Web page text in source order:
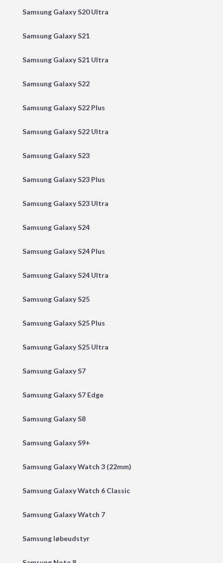
Samsung Galaxy S20 Ultra
Samsung Galaxy S21
Samsung Galaxy S21 Ultra
Samsung Galaxy S22
Samsung Galaxy S22 Plus
Samsung Galaxy S22 Ultra
Samsung Galaxy S23
Samsung Galaxy S23 Plus
Samsung Galaxy S23 Ultra
Samsung Galaxy S24
Samsung Galaxy S24 Plus
Samsung Galaxy S24 Ultra
Samsung Galaxy S25
Samsung Galaxy S25 Plus
Samsung Galaxy S25 Ultra
Samsung Galaxy S7
Samsung Galaxy S7 Edge
Samsung Galaxy S8
Samsung Galaxy S9+
Samsung Galaxy Watch 3 (22mm)
Samsung Galaxy Watch 6 Classic
Samsung Galaxy Watch 7
Samsung løbeudstyr